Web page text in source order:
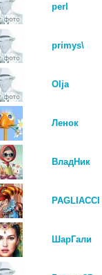
perl
primys\
Olja
Ленок
ВладНик
PAGLIACCI
ШарГали